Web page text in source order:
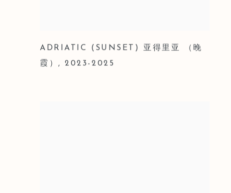
ADRIATIC (SUNSET) 亚得里亚 （晚
霞）,2023-2025